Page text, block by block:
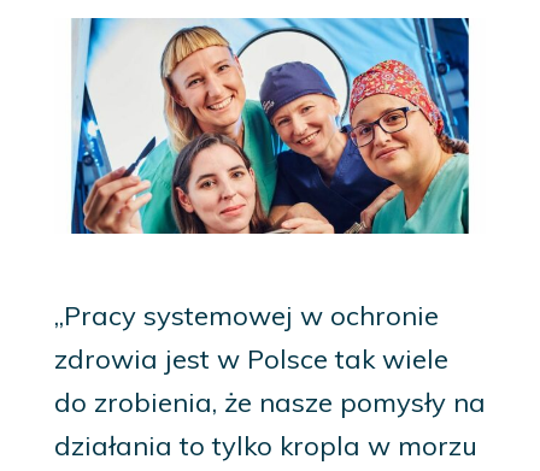
„Pracy systemowej w ochronie
zdrowia jest w Polsce tak wiele
do zrobienia, że nasze pomysły na
działania to tylko kropla w morzu